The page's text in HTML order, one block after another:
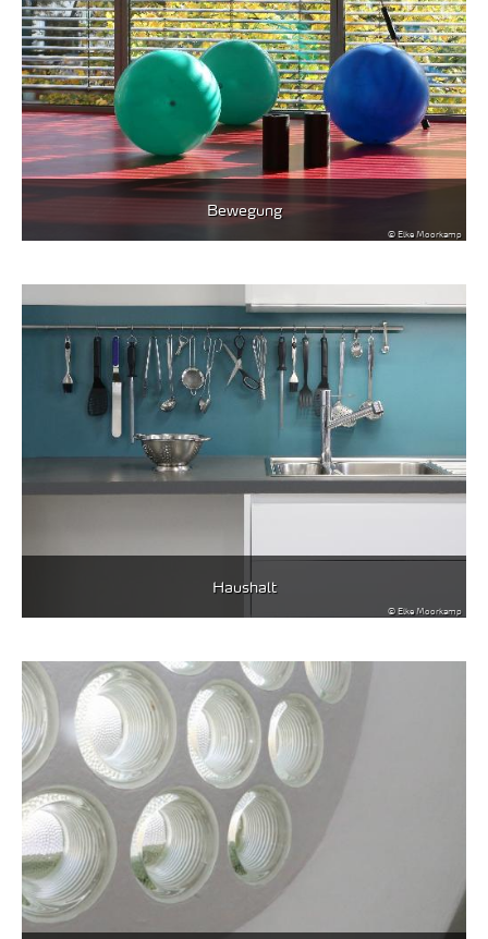
Bewegung
© Elke Moorkamp
Haushalt
© Elke Moorkamp